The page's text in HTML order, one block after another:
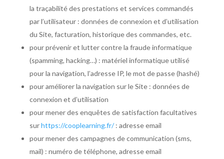
la traçabilité des prestations et services commandés
par l’utilisateur : données de connexion et d’utilisation
du Site, facturation, historique des commandes, etc.
pour prévenir et lutter contre la fraude informatique
(spamming, hacking…) : matériel informatique utilisé
pour la navigation, l’adresse IP, le mot de passe (hashé)
pour améliorer la navigation sur le Site : données de
connexion et d’utilisation
pour mener des enquêtes de satisfaction facultatives
surhttps://cooplearning.fr/: adresse email
pour mener des campagnes de communication (sms,
mail) : numéro de téléphone, adresse email